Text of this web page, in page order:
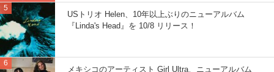
USトリオ Helen、10年以上ぶりのニューアルバム
『Linda's Head』を 10/8 リリース！
メキシコのアーティスト Girl Ultra、ニューアルバム